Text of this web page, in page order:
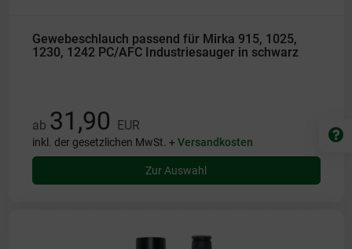
Gewebeschlauch passend für Mirka 915, 1025,
1230, 1242 PC/AFC Industriesauger in schwarz
ab 31,90 EUR
inkl. der gesetzlichen MwSt. +Versandkosten
Zur Auswahl